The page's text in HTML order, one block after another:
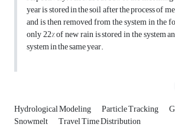
year is stored in the soil after the process of
and is then removed from the system in the
only 22% of new rain is stored in the system
system in the same year.
Hydrological Modeling Particle Tracking
Snowmelt Travel Time Distribution